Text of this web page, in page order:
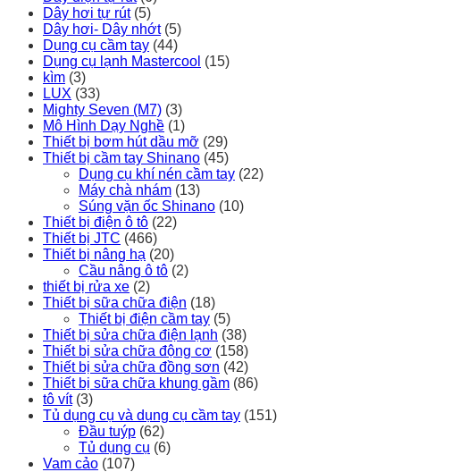
Dây hơi tự rút (5)
Dây hơi- Dây nhớt (5)
Dụng cụ cầm tay (44)
Dụng cụ lạnh Mastercool (15)
kìm (3)
LUX (33)
Mighty Seven (M7) (3)
Mô Hình Dạy Nghề (1)
Thiết bị bơm hút dầu mỡ (29)
Thiết bị cầm tay Shinano (45)
Dụng cụ khí nén cầm tay (22)
Máy chà nhám (13)
Súng vặn ốc Shinano (10)
Thiết bị điện ô tô (22)
Thiết bị JTC (466)
Thiết bị nâng hạ (20)
Cầu nâng ô tô (2)
thiết bị rửa xe (2)
Thiết bị sữa chữa điện (18)
Thiết bị điện cầm tay (5)
Thiết bị sửa chữa điện lạnh (38)
Thiết bị sửa chữa động cơ (158)
Thiết bị sửa chữa đồng sơn (42)
Thiết bị sữa chữa khung gầm (86)
tô vít (3)
Tủ dụng cụ và dụng cụ cầm tay (151)
Đầu tuýp (62)
Tủ dụng cụ (6)
Vam cảo (107)